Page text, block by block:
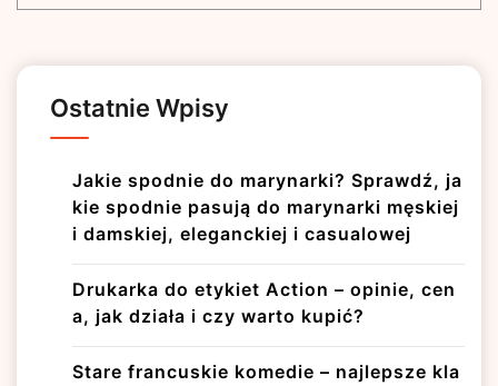
Ostatnie Wpisy
Jakie spodnie do marynarki? Sprawdź, ja
kie spodnie pasują do marynarki męskiej
i damskiej, eleganckiej i casualowej
Drukarka do etykiet Action – opinie, cen
a, jak działa i czy warto kupić?
Stare francuskie komedie – najlepsze kla